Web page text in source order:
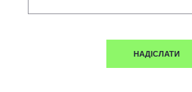
НАДІСЛАТИ